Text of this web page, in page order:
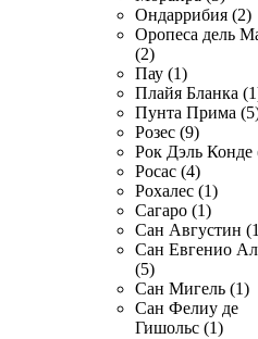
Ондаррибия (2)
Оропеса дель
(2)
Пау (1)
Плайя Бланка
Пунта Прима
Розес (9)
Рок Дэль Конде
Росас (4)
Рохалес (1)
Сагаро (1)
Сан Августин
Сан Евгенио
(5)
Сан Мигель (1)
Сан Фелиу де
Гишольс (1)